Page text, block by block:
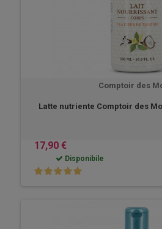
Comptoir des
Latte nutriente Comptoir des
17,90 €
Disponibile